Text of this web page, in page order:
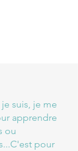
suis, je me
apprendre
ou
...C'est pour